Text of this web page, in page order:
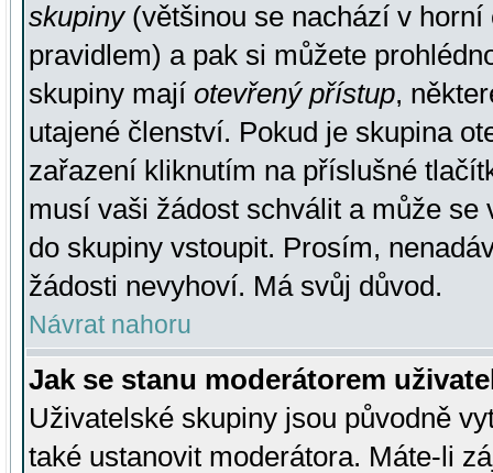
skupiny(většinou se nachází v horní
pravidlem) a pak si můžete
skupiny mají otevřený přístup,
utajené členství. Pokud je skupina
zařazení kliknutím na příslušné
musí vaši žádost schválit a může se
do skupiny vstoupit. Prosím,
žádosti nevyhoví. Má svůj důvod.
Návrat nahoru
Jak se stanu moderátorem
Uživatelské skupiny jsou původně
také ustanovit moderátora. Máte-li